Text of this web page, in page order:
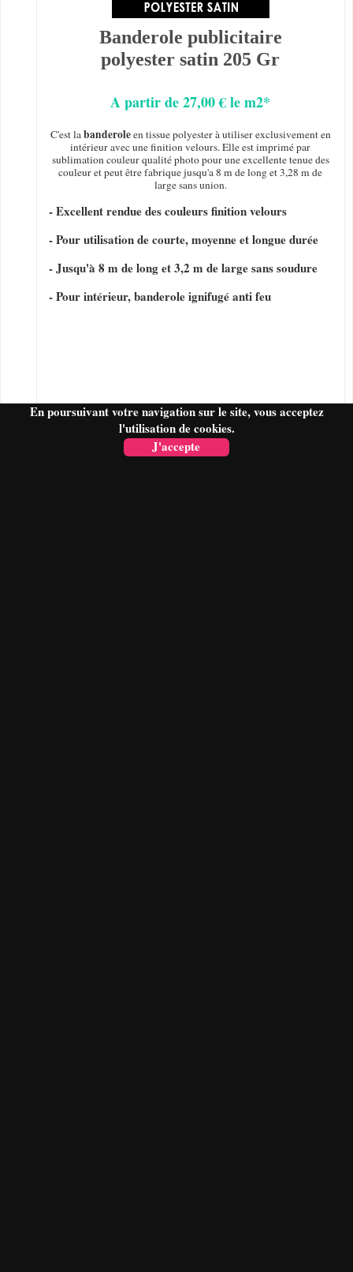
En poursuivant votre navigation sur le site, vous acceptez
l'utilisation de cookies.
J'accepte
Banderole publicitaire
polyester satin 205 Gr
A partir de 27,00 € le m2*
C'est labanderoleen tissue polyester à utiliser exclusivement en
intérieur avec une finition velours. Elle est imprimé par
sublimation couleur qualité photo pour une excellente tenue des
couleur et peut être fabrique jusqu'a 8 m de long et 3,28 m de
large sans union.
- Excellent rendue des couleurs finition velours
- Pour utilisation de courte, moyenne et longue durée
- Jusqu'à 8 m de long et 3,2 m de large sans soudure
- Pour intérieur, banderole ignifugé anti feu